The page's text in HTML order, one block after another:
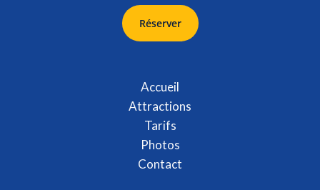
Réserver
Accueil
Attractions
Tarifs
Photos
Contact